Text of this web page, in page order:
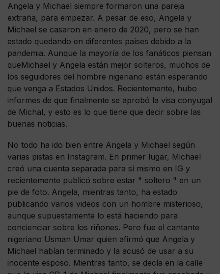
Angela y Michael siempre formaron una pareja
extraña, para empezar. A pesar de eso, Angela y
Michael se casaron en enero de 2020, pero se han
estado quedando en diferentes países debido a la
pandemia. Aunque la mayoría de los fanáticos piensan
queMichael y Angela están mejor solteros, muchos de
los seguidores del hombre nigeriano están esperando
que venga a Estados Unidos. Recientemente, hubo
informes de que finalmente se aprobó la visa conyugal
de Michal, y esto es lo que tiene que decir sobre las
buenas noticias.
No todo ha ido bien entre Angela y Michael según
varias pistas en Instagram. En primer lugar, Michael
creó una cuenta separada para sí mismo en IG y
recientemente publicó sobre estar " soltero " en un
pie de foto. Angela, mientras tanto, ha estado
publicando varios videos con un hombre misterioso,
aunque supuestamente lo está haciendo para
concienciar sobre los riñones. Pero fue el cantante
nigeriano Usman Umar quien afirmó que Angela y
Michael habían terminado y la acusó de usar a su
inocente esposo. Mientras tanto, se decía en la calle